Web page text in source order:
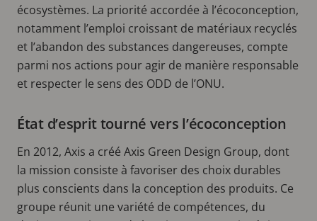
écosystèmes. La priorité accordée à l’écoconception,
notamment l’emploi croissant de matériaux recyclés
et l’abandon des substances dangereuses, compte
parmi nos actions pour agir de manière responsable
et respecter le sens des ODD de l’ONU.
État d’esprit tourné vers l’écoconception
En 2012, Axis a créé Axis Green Design Group, dont
la mission consiste à favoriser des choix durables
plus conscients dans la conception des produits. Ce
groupe réunit une variété de compétences, du